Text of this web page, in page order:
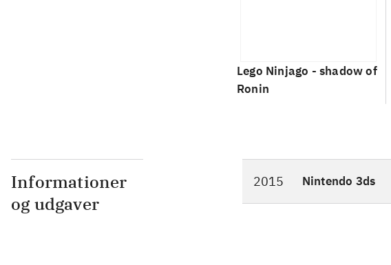
Lego Ninjago - shadow of
Ronin
Informationer
og udgaver
2015 Nintendo 3ds